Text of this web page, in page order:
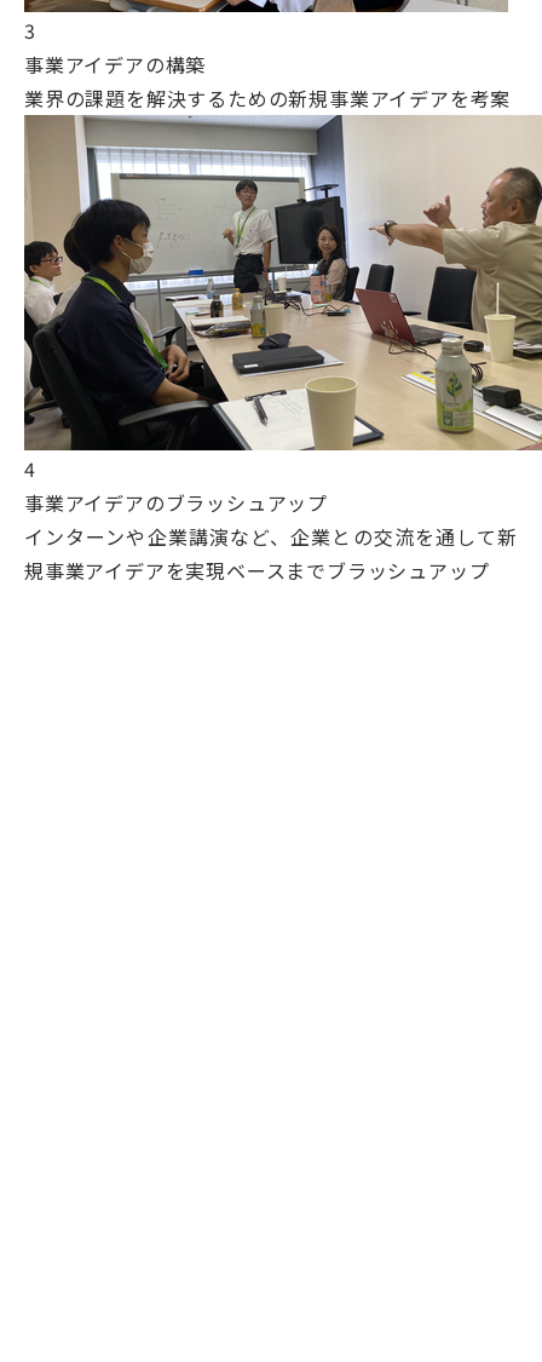
3
事業アイデアの構築
業界の課題を解決するための新規事業アイデアを考案
4
事業アイデアのブラッシュアップ
インターンや企業講演など、企業との交流を通して新
規事業アイデアを実現ベースまでブラッシュアップ